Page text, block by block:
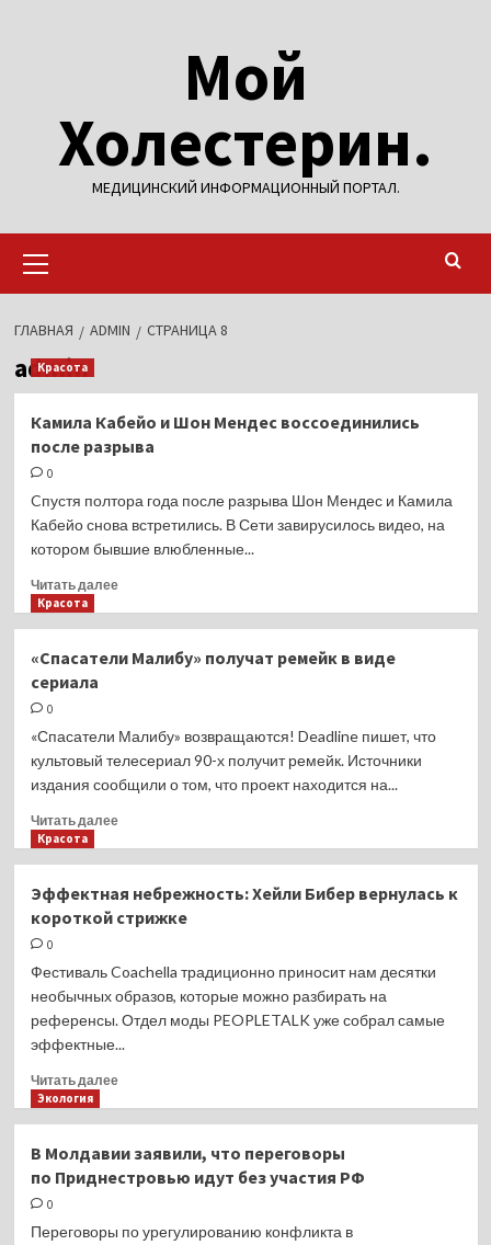
Мой
Холестерин.
МЕДИЦИНСКИЙ ИНФОРМАЦИОННЫЙ ПОРТАЛ.
меню
ГЛАВНАЯ ADMIN СТРАНИЦА 8
admin
Красота
Камила Кабейо и Шон Мендес воссоединились
после разрыва
0
Cпустя полтора года после разрыва Шон Мендес и Камила
Кабейо снова встретились. В Сети завирусилось видео, на
котором бывшие влюбленные...
Читать далееПрочитать
Кабейо
Мендес
воссоединились
после
разрыва
Красота
«Спасатели Малибу» получат ремейк в виде
сериала
0
«Спасатели Малибу» возвращаются! Deadline пишет, что
культовый телесериал 90-х получит ремейк. Источники
издания сообщили о том, что проект находится на...
Читать далееПрочитать
Малибу»
получат
в
сериала
Красота
Эффектная небрежность: Хейли Бибер вернулась к
короткой стрижке
0
Фестиваль Coachella традиционно приносит нам десятки
необычных образов, которые можно разбирать на
референсы. Отдел моды PEOPLETALK уже собрал самые
эффектные...
Читать далееПрочитать
небрежность:
Хейли
Экология
В Молдавии заявили, что переговоры
по Приднестровью идут без участия РФ
0
Переговоры по урегулированию конфликта в